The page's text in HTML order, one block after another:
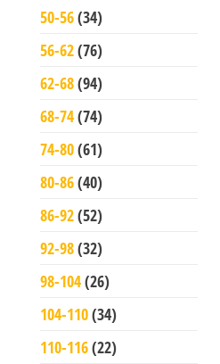
50-56(34)
56-62(76)
62-68(94)
68-74(74)
74-80(61)
80-86(40)
86-92(52)
92-98(32)
98-104(26)
104-110(34)
110-116(22)